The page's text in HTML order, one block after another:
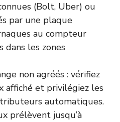
(Bolt, Uber) ou
par une plaque
au compteur
les zones
non agréés : vérifiez
affiché et privilégiez les
automatiques.
prélèvent jusqu’à